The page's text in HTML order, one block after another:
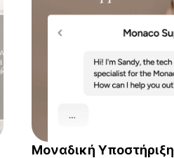
Μοναδική Υποστήριξη